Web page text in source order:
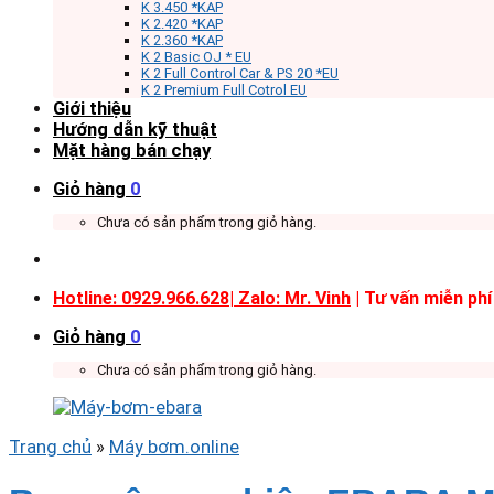
K 3.450 *KAP
K 2.420 *KAP
K 2.360 *KAP
K 2 Basic OJ * EU
K 2 Full Control Car & PS 20 *EU
K 2 Premium Full Cotrol EU
Giới thiệu
Hướng dẫn kỹ thuật
Mặt hàng bán chạy
Giỏ hàng 0
Chưa có sản phẩm trong giỏ hàng.
Hotline: 0929.966.628| Zalo: Mr. Vinh | Tư vấn miễn
Giỏ hàng 0
Chưa có sản phẩm trong giỏ hàng.
Trang chủ » Máy bơm.online